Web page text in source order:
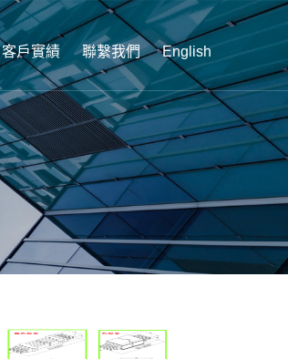
客戶實績 聯繫我們 English